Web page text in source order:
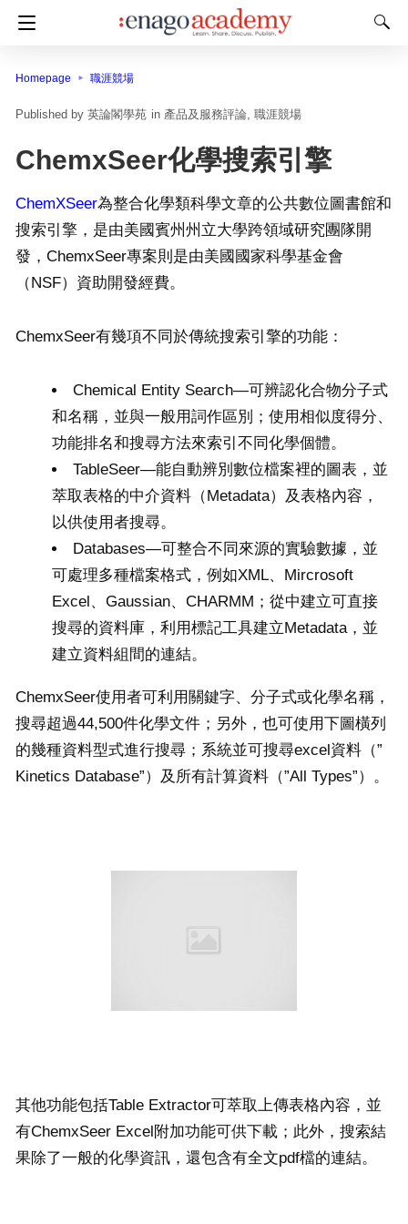
Homepage 職涯競場
英論閣學苑 in 產品及服務評論 職涯競場
ChemxSeer化學搜索引擎
ChemXSeer為整合化學類科學文章的公共數位圖書館和
搜索引擎，是由美國賓州州立大學跨領域研究團隊開
發，ChemxSeer專案則是由美國國家科學基金會
（NSF）資助開發經費。
ChemxSeer有幾項不同於傳統搜索引擎的功能：
Chemical Entity Search—可辨認化合物分子式
和名稱，並與一般用詞作區別；使用相似度得分、
功能排名和搜尋方法來索引不同化學個體。
TableSeer—能自動辨別數位檔案裡的圖表，並
萃取表格的中介資料（Metadata）及表格內容，
以供使用者搜尋。
Databases—可整合不同來源的實驗數據，並
可處理多種檔案格式，例如XML、Mircrosoft
Excel、Gaussian、CHARMM；從中建立可直接
搜尋的資料庫，利用標記工具建立Metadata，並
建立資料組間的連結。
ChemxSeer使用者可利用關鍵字、分子式或化學名稱，
搜尋超過44,500件化學文件；另外，也可使用下圖橫列
的幾種資料型式進行搜尋；系統並可搜尋excel資料（”
Kinetics Database”）及所有計算資料（”All Types”）。
其他功能包括Table Extractor可萃取上傳表格內容，並
有ChemxSeer Excel附加功能可供下載；此外，搜索結
果除了一般的化學資訊，還包含有全文pdf檔的連結。